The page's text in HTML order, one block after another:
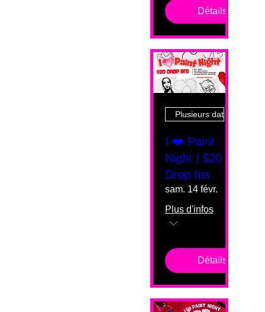
Détails
Plusieurs dates
I ❤️ Paint
Night | $20
Drop Ins
sam. 14 févr.
Plus d'infos
Détails